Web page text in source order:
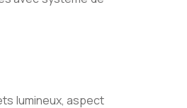
lumineux, aspect